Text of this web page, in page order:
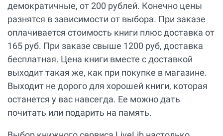
демократичные, от 200 рублей. Конечно цены
разнятся в зависимости от выбора. При заказе
оплачивается стоимость книги плюс доставка от
165 руб. При заказе свыше 1200 руб, доставка
бесплатная. Цена книги вместе с доставкой
выходит такая же, как при покупке в магазине.
Выходит не дорого для хорошей книги, которая
останется у вас навсегда. Ее можно дать
почитать или подарить на память.